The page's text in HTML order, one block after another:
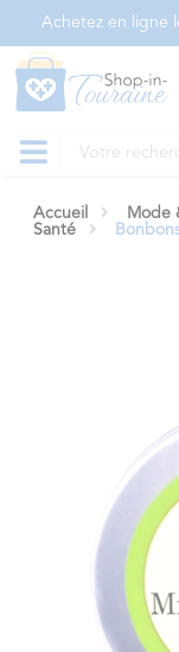
Achetez en ligne
Accueil Mode
Santé
Panneau de gestion